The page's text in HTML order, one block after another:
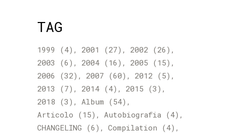
TAG
1999 (4) 2001 (27) 2002 (26)
2003 (6) 2004 (16) 2005 (15)
2006 (32) 2007 (60) 2012 (5)
2013 (7) 2014 (4) 2015 (3)
2018 (3) Album (54)
Articolo (15) Autobiografia (4)
CHANGELING (6) Compilation (4)